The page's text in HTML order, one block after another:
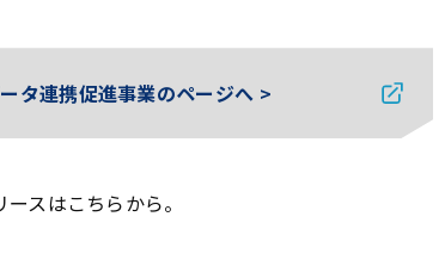
タ連携促進事業のページへ >
スはこちらから。